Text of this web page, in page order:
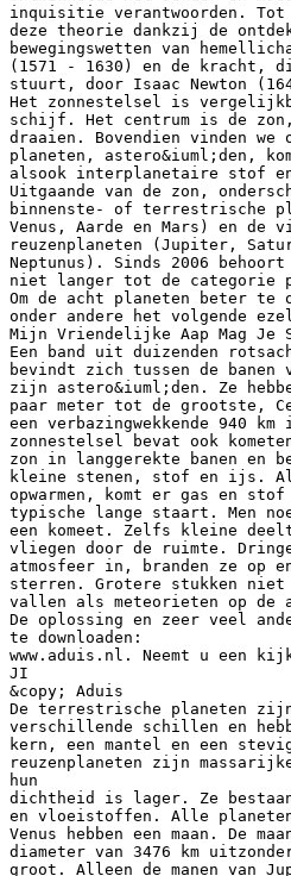
inquisitie verantwoorden. Tot
deze theorie dankzij de
bewegingswetten van
(1571 - 1630) en de kracht,
stuurt, door Isaac Newton
Het zonnestelsel is
schijf. Het centrum is de
draaien. Bovendien vinden we
planeten, astero&iuml;den,
alsook interplanetaire stof
Uitgaande van de zon,
binnenste- of terrestrische
Venus, Aarde en Mars) en de
reuzenplaneten (Jupiter,
Neptunus). Sinds 2006
niet langer tot de categorie
Om de acht planeten beter te
onder andere het volgende
Mijn Vriendelijke Aap Mag Je
Een band uit duizenden
bevindt zich tussen de
zijn astero&iuml;den. Ze
paar meter tot de grootste,
een verbazingwekkende 940
zonnestelsel bevat ook
zon in langgerekte banen en
kleine stenen, stof en ijs. Als
opwarmen, komt er gas en
typische lange staart. Men
een komeet. Zelfs kleine
vliegen door de ruimte.
atmosfeer in, branden ze op
sterren. Grotere stukken niet
vallen als meteorieten op de
De oplossing en zeer veel
te downloaden:
www.aduis.nl. Neemt u een
JI
&copy; Aduis
De terrestrische planeten zijn
verschillende schillen en
kern, een mantel en een
reuzenplaneten zijn
hun
dichtheid is lager. Ze
en vloeistoffen. Alle planeten
Venus hebben een maan. De
diameter van 3476 km
groot. Alleen de manen van